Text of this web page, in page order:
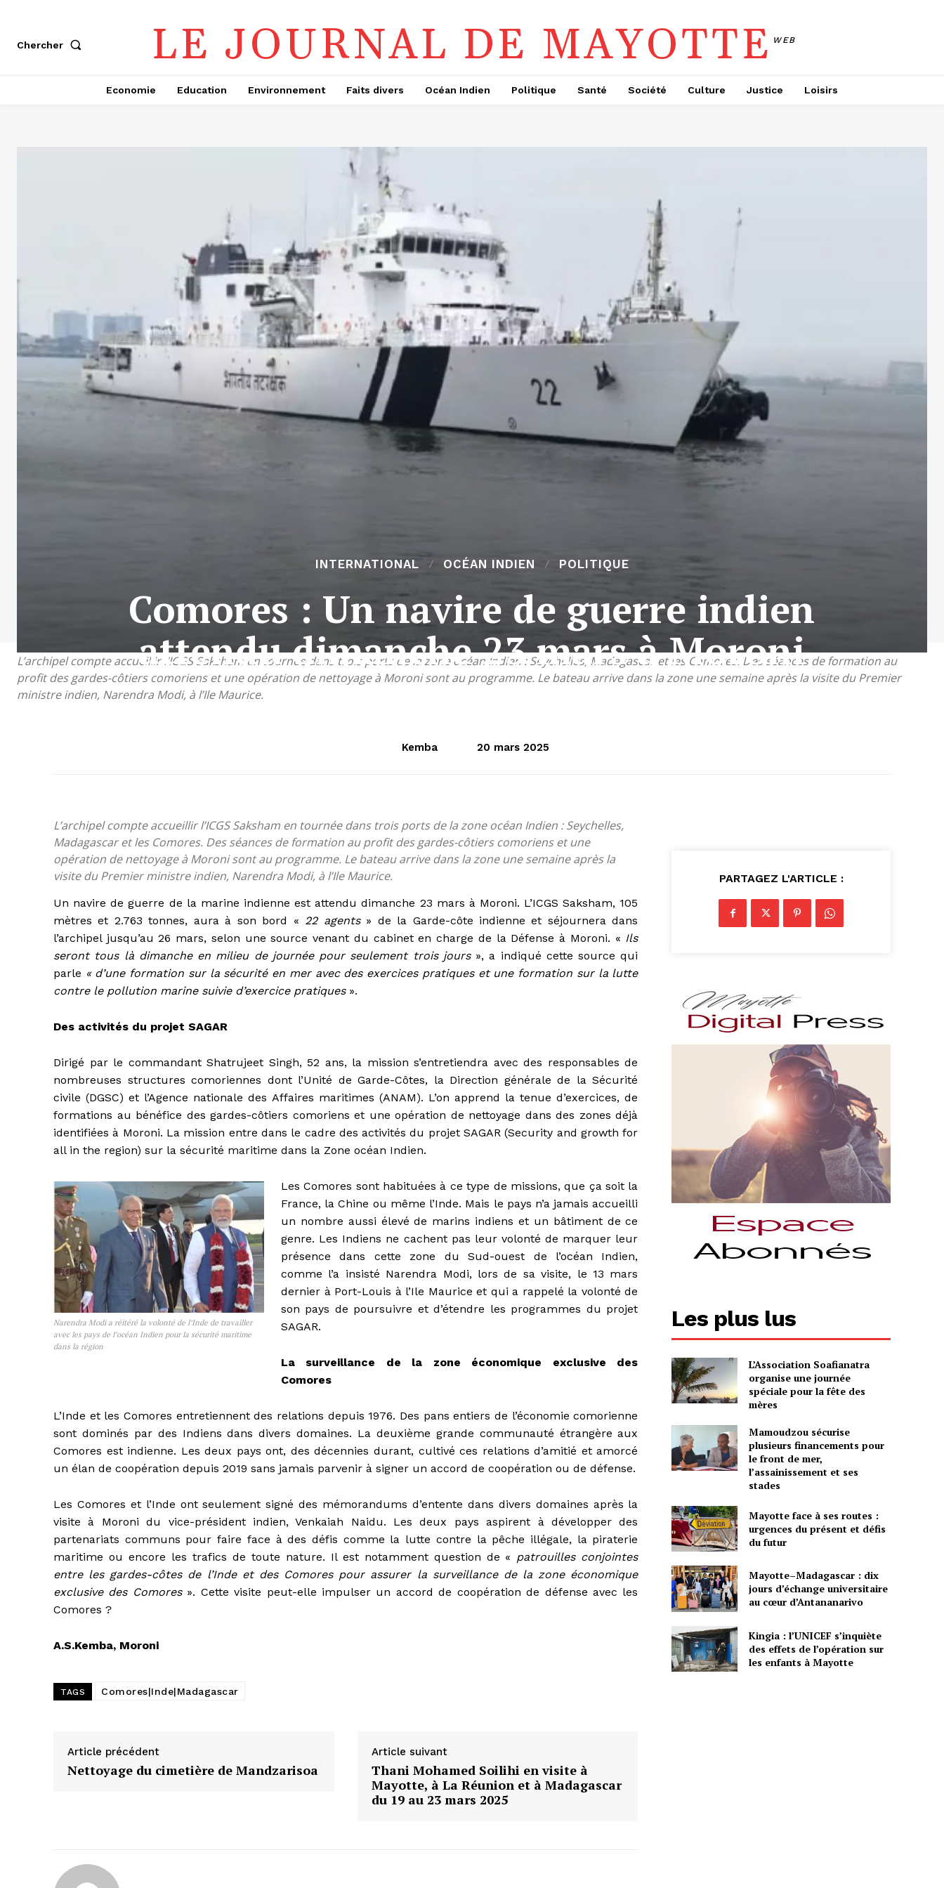
Chercher LE JOURNAL DE MAYOTTE WEB
Economie Education Environnement Faits divers Océan Indien Politique Santé Société Culture Justice Loisirs
L’archipel compte accueillir l’ICGS Saksham en tournée dans trois ports de la zone océan Indien : Seychelles, Madagascar et les Comores. Des séances de formation au
profit des gardes-côtiers comoriens et une opération de nettoyage à Moroni sont au programme. Le bateau arrive dans la zone une semaine après la visite du Premier
ministre indien, Narendra Modi, à l’Ile Maurice.
INTERNATIONAL OCÉAN INDIEN POLITIQUE
Comores : Un navire de guerre indien
attendu dimanche 23 mars à Moroni
Kemba 20 mars 2025
L’archipel compte accueillir l’ICGS Saksham en tournée dans trois ports de la zone océan Indien : Seychelles,
Madagascar et les Comores. Des séances de formation au profit des gardes-côtiers comoriens et une
opération de nettoyage à Moroni sont au programme. Le bateau arrive dans la zone une semaine après la
visite du Premier ministre indien, Narendra Modi, à l’Ile Maurice.
Un navire de guerre de la marine indienne est attendu dimanche 23 mars à Moroni. L’ICGS Saksham, 105
mètres et 2.763 tonnes, aura à son bord « 22 agents» de la Garde-côte indienne et séjournera dans
l’archipel jusqu’au 26 mars, selon une source venant du cabinet en charge de la Défense à Moroni. « Ils
seront tous là dimanche en milieu de journée pour seulement trois jours», a indiqué cette source qui
parle « d’une formation sur la sécurité en mer avec des exercices pratiques et une formation sur la lutte
contre le pollution marine suivie d’exercice pratiques».
Des activités du projet SAGAR
Dirigé par le commandant Shatrujeet Singh, 52 ans, la mission s’entretiendra avec des responsables de
nombreuses structures comoriennes dont l’Unité de Garde-Côtes, la Direction générale de la Sécurité
civile (DGSC) et l’Agence nationale des Affaires maritimes (ANAM). L’on apprend la tenue d’exercices, de
formations au bénéfice des gardes-côtiers comoriens et une opération de nettoyage dans des zones déjà
identifiées à Moroni. La mission entre dans le cadre des activités du projet SAGAR (Security and growth for
all in the region) sur la sécurité maritime dans la Zone océan Indien.
Narendra Modi a réitéré la volonté de l’Inde de travailler
avec les pays de l’océan Indien pour la sécurité maritime
dans la région
Les Comores sont habituées à ce type de missions, que ça soit la
France, la Chine ou même l’Inde. Mais le pays n’a jamais accueilli
un nombre aussi élevé de marins indiens et un bâtiment de ce
genre. Les Indiens ne cachent pas leur volonté de marquer leur
présence dans cette zone du Sud-ouest de l’océan Indien,
comme l’a insisté Narendra Modi, lors de sa visite, le 13 mars
dernier à Port-Louis à l’Ile Maurice et qui a rappelé la volonté de
son pays de poursuivre et d’étendre les programmes du projet
SAGAR.
La surveillance de la zone économique exclusive des
Comores
L’Inde et les Comores entretiennent des relations depuis 1976. Des pans entiers de l’économie comorienne
sont dominés par des Indiens dans divers domaines. La deuxième grande communauté étrangère aux
Comores est indienne. Les deux pays ont, des décennies durant, cultivé ces relations d’amitié et amorcé
un élan de coopération depuis 2019 sans jamais parvenir à signer un accord de coopération ou de défense.
Les Comores et l’Inde ont seulement signé des mémorandums d’entente dans divers domaines après la
visite à Moroni du vice-président indien, Venkaiah Naidu. Les deux pays aspirent à développer des
partenariats communs pour faire face à des défis comme la lutte contre la pêche illégale, la piraterie
maritime ou encore les trafics de toute nature. Il est notamment question de « patrouilles conjointes
entre les gardes-côtes de l’Inde et des Comores pour assurer la surveillance de la zone économique
exclusive des Comores». Cette visite peut-elle impulser un accord de coopération de défense avec les
Comores ?
A.S.Kemba, Moroni
TAGS Comores|Inde|Madagascar
Article précédent
Nettoyage du cimetière de Mandzarisoa
Article suivant
Thani Mohamed Soilihi en visite à
Mayotte, à La Réunion et à Madagascar
du 19 au 23 mars 2025
PARTAGEZ L'ARTICLE :
Les plus lus
L’Association Soafianatra
organise une journée
spéciale pour la fête des
mères
Mamoudzou sécurise
plusieurs financements pour
le front de mer,
l’assainissement et ses
stades
Mayotte face à ses routes :
urgences du présent et défis
du futur
Mayotte–Madagascar : dix
jours d’échange universitaire
au cœur d’Antananarivo
Kingia : l’UNICEF s’inquiète
des effets de l’opération sur
les enfants à Mayotte